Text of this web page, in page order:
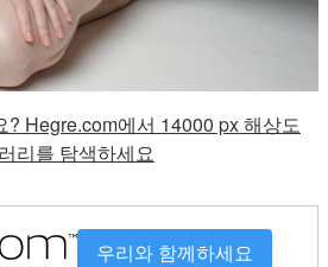
? Hegre.com에서 14000 px 해상도
리를 탐색하세요
우리와 함께하세요